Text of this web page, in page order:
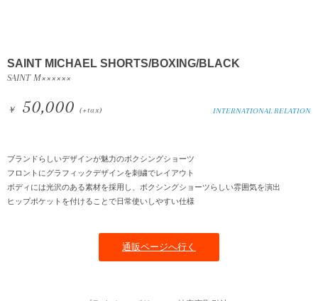
SAINT MICHAEL SHORTS/BOXING/BLACK
SAINT M××××××
￥ 50,000(+tax) INTERNATIONAL RELATION
ブランドらしいデザインが魅力のボクシングショーツ
フロントにグラフィックデザインを刺繍でレイアウト
ボディには光沢のある素材を採用し、ボクシングショーツらしい雰囲気を演出
ヒップポケットを付けることで日常使いしやすい仕様
通販ページへ行く